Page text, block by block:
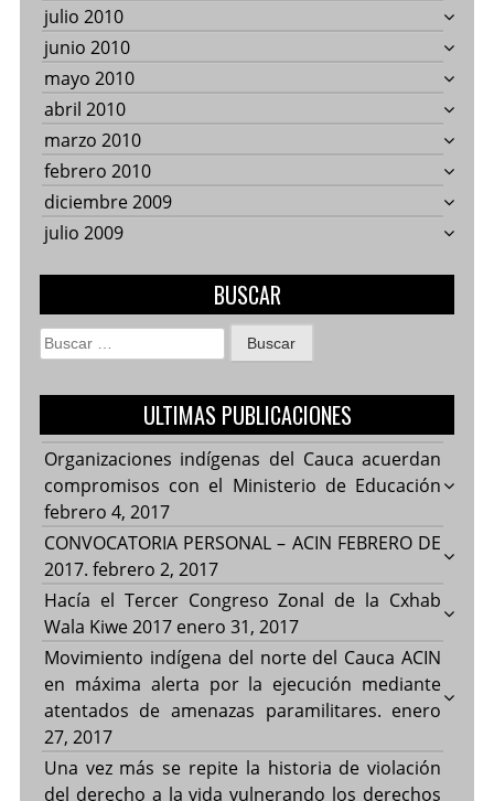
julio 2010
junio 2010
mayo 2010
abril 2010
marzo 2010
febrero 2010
diciembre 2009
julio 2009
BUSCAR
Buscar:
ULTIMAS PUBLICACIONES
Organizaciones indígenas del Cauca acuerdan
compromisos con el Ministerio de Educación
febrero 4, 2017
CONVOCATORIA PERSONAL – ACIN FEBRERO DE
2017. febrero 2, 2017
Hacía el Tercer Congreso Zonal de la Cxhab
Wala Kiwe 2017 enero 31, 2017
Movimiento indígena del norte del Cauca ACIN
en máxima alerta por la ejecución mediante
atentados de amenazas paramilitares. enero
27, 2017
Una vez más se repite la historia de violación
del derecho a la vida vulnerando los derechos